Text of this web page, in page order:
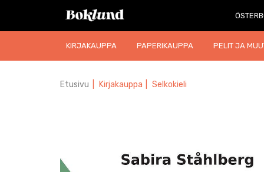
KIRJAKAUPPA PAPERIKAUPPA PELIT JA
Etusivu Kirjakauppa Selkokieli